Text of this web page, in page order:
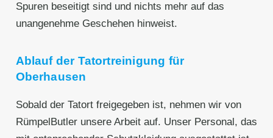
Spuren beseitigt sind und nichts mehr auf das
unangenehme Geschehen hinweist.
Ablauf der Tatortreinigung für
Oberhausen
Sobald der Tatort freigegeben ist, nehmen wir von
RümpelButler unsere Arbeit auf. Unser Personal, das